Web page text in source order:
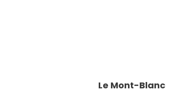
Le Mont-Blanc